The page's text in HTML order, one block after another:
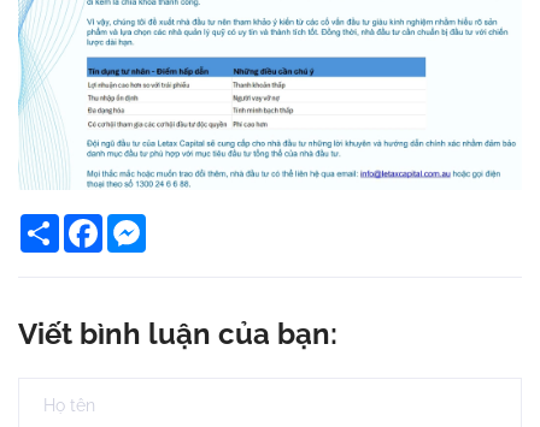
Share Facebook
Viết bình luận của bạn: